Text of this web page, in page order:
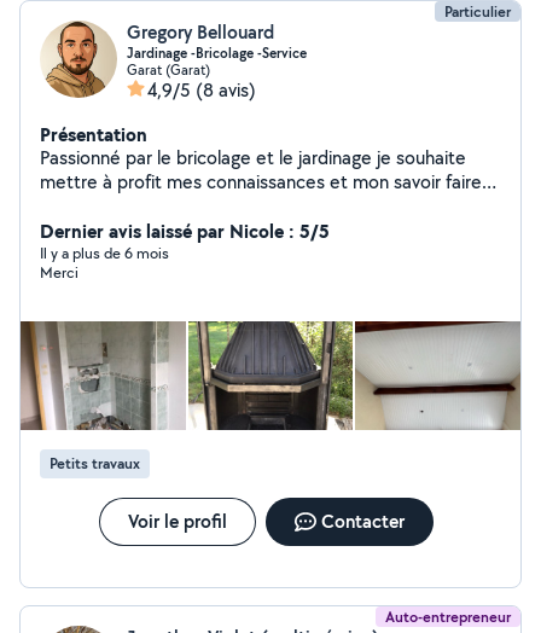
Particulier
Gregory Bellouard
Jardinage -Bricolage -Service
Garat (Garat)
4,9/5 (8 avis)
Présentation
Passionné par le bricolage et le jardinage je souhaite
mettre à profit mes connaissances et mon savoir faire
méticuleux j'aime le travail bien fait. N'hésitez pas à me
contacter pour tonte de pelouse, petit élagage, taille
de haie, nettoyage façade et tuile, bricolage intérieur et
Dernier avis laissé par Nicole : 5/5
Il y a plus de 6 mois
Merci
Petits travaux
Voir le profil Contacter
Auto-entrepreneur